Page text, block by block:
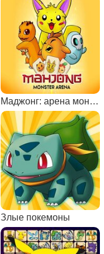
Маджонг: арена монстров
Злые покемоны